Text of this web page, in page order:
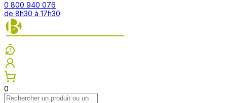
0 800 940 076
de 8h30 à 17h30
0